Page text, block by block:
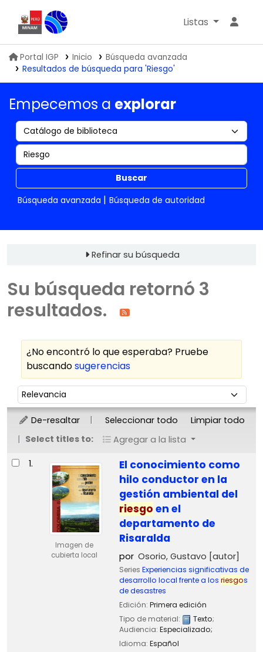
Biblioteca IGP
Listas
Portal IGP Inicio
Búsqueda avanzada
Resultados de búsqueda para 'Riesgo'
Empecemos a explorar
Buscar
Búsqueda avanzada
Búsqueda de autoridad
Refinar su búsqueda
Su búsqueda retornó 3
resultados.
¿No encontró lo que esperaba? Pruebe
buscandosugerencias
Ordenar
Ordenar por:
De-resaltar Seleccionar todo
Limpiar todo
Select titles to:
Agregar a la lista
Resultados
1.
Imagen de
cubierta local
El conocimiento como
hilo conductor en la
gestión ambiental del
riesgo en el
departamento de
Risaralda
por Osorio, Gustavo [autor]
Series Experiencias significativas de
desarrollo local frente a los riesgos
de desastres
Edición: Primera edición
Tipo de material:
Texto;
Audiencia: Especializado;
Idioma: Español